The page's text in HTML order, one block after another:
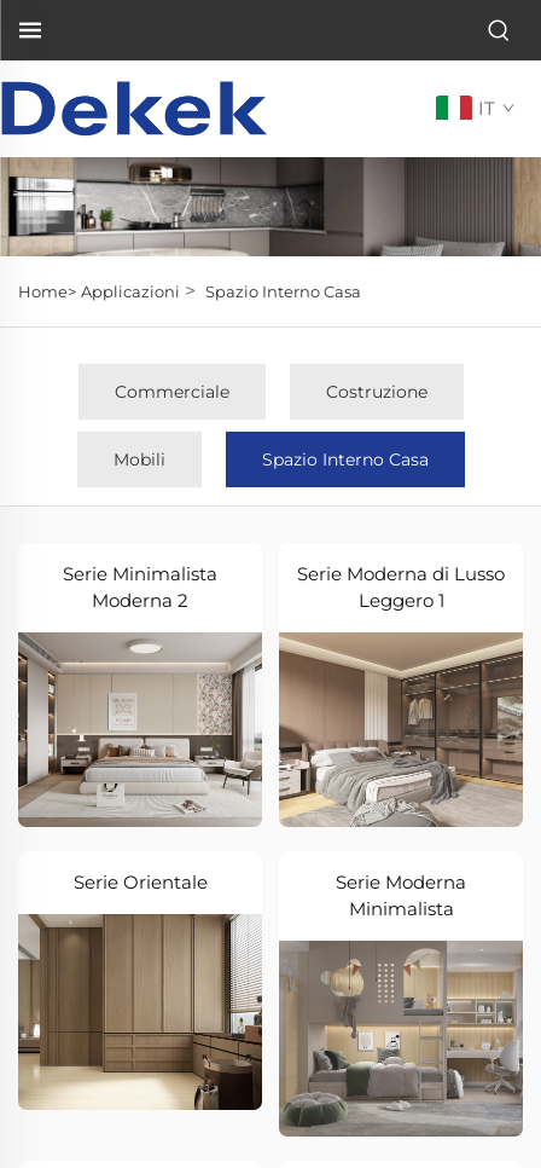
IT
Home> Applicazioni > Spazio Interno Casa
Commerciale Costruzione
Mobili Spazio Interno Casa
Serie Minimalista
Moderna 2
Serie Moderna di Lusso
Leggero 1
Serie Orientale
Serie Moderna
Minimalista